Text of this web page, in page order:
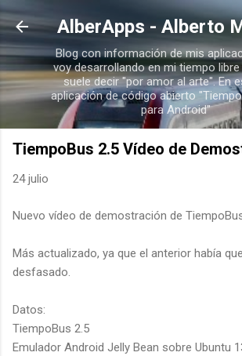
Ir al contenido principal
AlberApps - Alberto
Blog con información de mis
voy desarrollando en mi tiempo
suele decir "por amor al arte". En
aplicación de código abierto
para Android"
TiempoBus 2.5 Vídeo de
24 julio
Nuevo vídeo de demostración de
Más actualizado, ya que el anterior había
desfasado.
Datos:
TiempoBus 2.5
Emulador Android Jelly Bean sobre Ubuntu